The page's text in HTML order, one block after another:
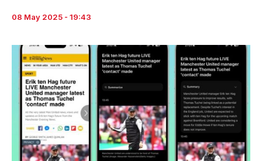
08 May 2025 - 19:43